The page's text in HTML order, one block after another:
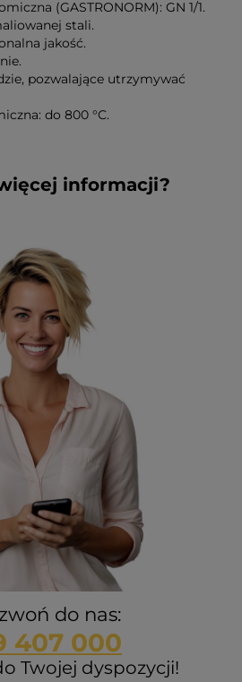
(GASTRONORM): GN 1/1.
stali.
jakość.
pozwalające utrzymywać
do 800 °C.
informacji?
do nas:
407 000
Twojej dyspozycji!